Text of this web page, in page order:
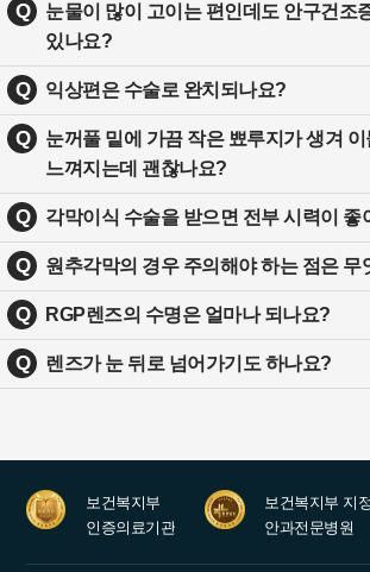
Q
눈물이 많이 고이는 편인데도 안구건조
있나요?
Q 익상편은 수술로 완치되나요?
Q
눈꺼풀 밑에 가끔 작은 뾰루지가 생겨 이
느껴지는데 괜찮나요?
Q 각막이식 수술을 받으면 전부 시력이 좋
Q 원추각막의 경우 주의해야 하는 점은 무
Q RGP렌즈의 수명은 얼마나 되나요?
Q 렌즈가 눈 뒤로 넘어가기도 하나요?
보건복지부
인증의료기관
보건복지부 지정
안과전문병원